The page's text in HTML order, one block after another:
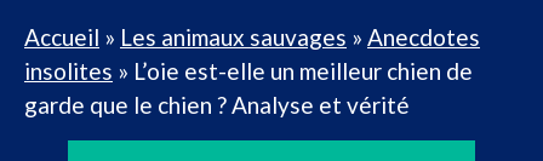
Accueil » Les animaux sauvages » Anecdotes
insolites » L’oie est-elle un meilleur chien de
garde que le chien ? Analyse et vérité